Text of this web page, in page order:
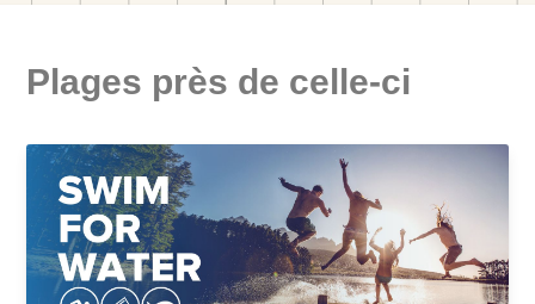
Plages près de celle-ci